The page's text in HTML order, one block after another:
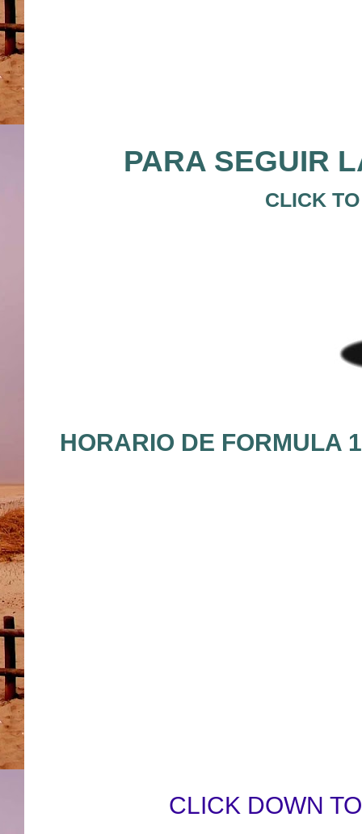
PARA SEGUIR
CLICK
HORARIO DE FORMULA
CLICK DOWN